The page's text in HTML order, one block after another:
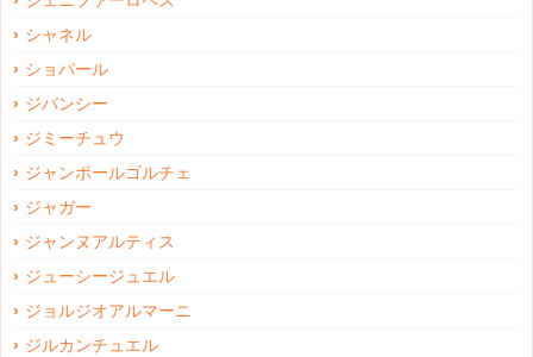
シャネル
ショパール
ジバンシー
ジミーチュウ
ジャンポールゴルチェ
ジャガー
ジャンヌアルティス
ジューシージュエル
ジョルジオアルマーニ
ジルカンチュエル